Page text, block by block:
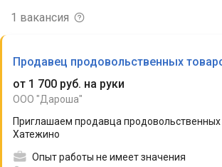
1 вакансия
Продавец продовольственных
от 1 700 руб. на руки
ООО "Дароша"
Приглашаем продавца продовольственных
Хатежино
Опыт работы не имеет значения